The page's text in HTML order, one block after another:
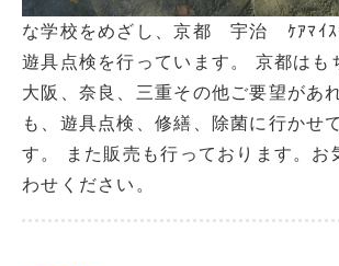
な学校をめざし、京都 宇治 ｹｱﾏｲｽ
遊具点検を行っています。 京都はも
大阪、奈良、三重その他ご要望があ
も、遊具点検、修繕、除菌に行かせ
す。 また販売も行っております。お
わせください。